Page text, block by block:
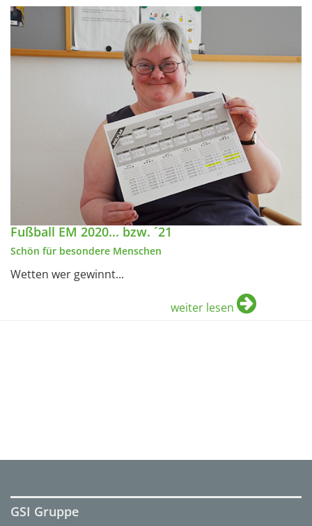
Fußball EM 2020... bzw. ´21
Schön für besondere Menschen
Wetten wer gewinnt...
weiter lesen
GSI Gruppe